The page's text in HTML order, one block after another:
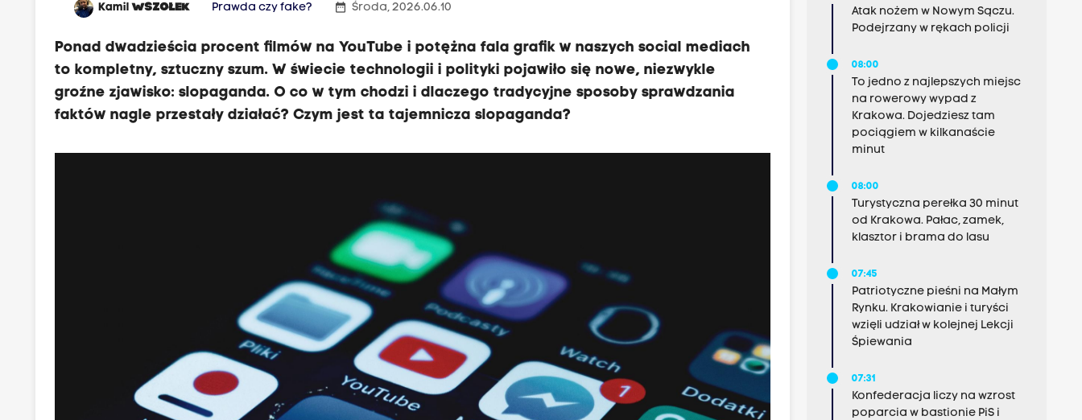
KamilWSZOŁEK Prawda czy fake? date_range Środa, 2026.06.10
Ponad dwadzieścia procent filmów na YouTube i potężna fala grafik w naszych social mediach
to kompletny, sztuczny szum. W świecie technologii i polityki pojawiło się nowe, niezwykle
groźne zjawisko: slopaganda. O co w tym chodzi i dlaczego tradycyjne sposoby sprawdzania
faktów nagle przestały działać? Czym jest ta tajemnicza slopaganda?
Atak nożem w Nowym Sączu.
Podejrzany w rękach policji
08:00
To jedno z najlepszych miejsc
na rowerowy wypad z
Krakowa. Dojedziesz tam
pociągiem w kilkanaście
minut
08:00
Turystyczna perełka 30 minut
od Krakowa. Pałac, zamek,
klasztor i brama do lasu
07:45
Patriotyczne pieśni na Małym
Rynku. Krakowianie i turyści
wzięli udział w kolejnej Lekcji
Śpiewania
07:31
Konfederacja liczy na wzrost
poparcia w bastionie PiS i